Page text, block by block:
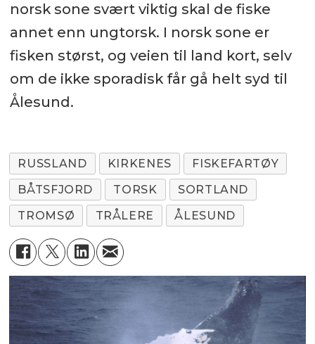
norsk sone svært viktig skal de fiske
annet enn ungtorsk. I norsk sone er
fisken størst, og veien til land kort, selv
om de ikke sporadisk får gå helt syd til
Ålesund.
RUSSLAND KIRKENES
FISKEFARTØY
BÅTSFJORD
TORSK
SORTLAND
TROMSØ
TRÅLERE ÅLESUND